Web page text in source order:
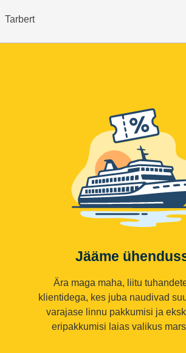
Tarbert
Jääme
Ära maga maha, liitu
klientidega, kes juba naudivad
varajase linnu pakkumisi ja
eripakkumisi laias valikus